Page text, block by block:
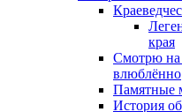
края
Смотрю на
влюблённо
Памятные
История